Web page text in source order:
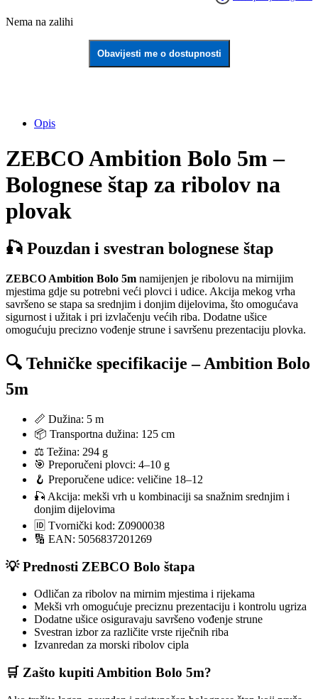
Nema na zalihi
Obavijesti me o dostupnosti
Opis
ZEBCO Ambition Bolo 5m –
Bolognese štap za ribolov na
plovak
🎣 Pouzdan i svestran bolognese štap
ZEBCO Ambition Bolo 5m namijenjen je ribolovu na mirnijim
mjestima gdje su potrebni veći plovci i udice. Akcija mekog vrha
savršeno se stapa sa srednjim i donjim dijelovima, što omogućava
sigurnost i užitak i pri izvlačenju većih riba. Dodatne ušice
omogućuju precizno vođenje strune i savršenu prezentaciju plovka.
🔍 Tehničke specifikacije – Ambition Bolo
5m
📏 Dužina: 5 m
📦 Transportna dužina: 125 cm
⚖️ Težina: 294 g
🎯 Preporučeni plovci: 4–10 g
🪝 Preporučene udice: veličine 18–12
🎣 Akcija: mekši vrh u kombinaciji sa snažnim srednjim i
donjim dijelovima
🆔 Tvornički kod: Z0900038
🔢 EAN: 5056837201269
💡 Prednosti ZEBCO Bolo štapa
Odličan za ribolov na mirnim mjestima i rijekama
Mekši vrh omogućuje preciznu prezentaciju i kontrolu ugriza
Dodatne ušice osiguravaju savršeno vođenje strune
Svestran izbor za različite vrste riječnih riba
Izvanredan za morski ribolov cipla
🛒 Zašto kupiti Ambition Bolo 5m?